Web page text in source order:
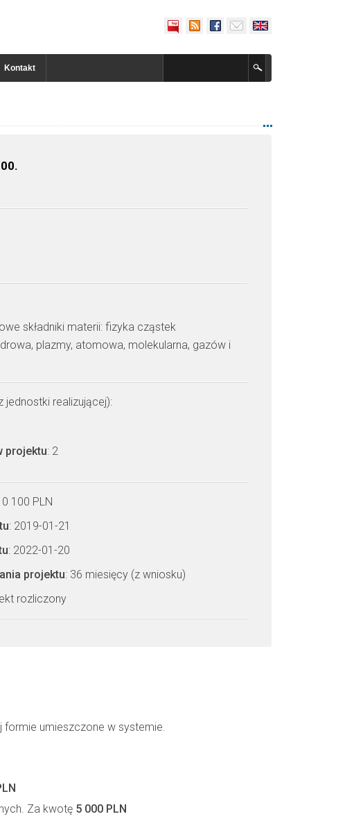
Kontakt
składniki materii: fizyka cząstek
plazmy, atomowa, molekularna, gazów i
jednostki realizującej):
projektu: 2
100 PLN
: 2019-01-21
: 2022-01-20
projektu: 36 miesięcy (z wniosku)
rozliczony
formie umieszczone w systemie.
Za kwotę 5 000 PLN